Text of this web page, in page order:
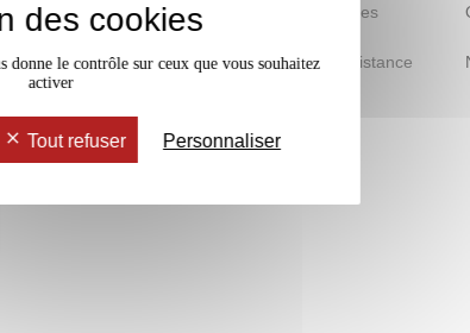
Mobilité d'études
Accessible à distance
des cookies
donne le contrôle sur ceux que vous souhaitez
activer
Tout refuser Personnaliser